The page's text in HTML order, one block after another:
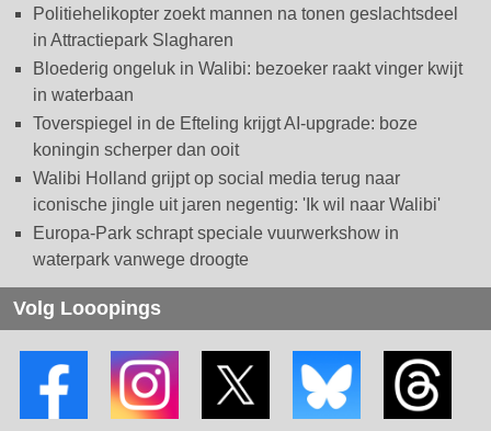
Politiehelikopter zoekt mannen na tonen geslachtsdeel
in Attractiepark Slagharen
Bloederig ongeluk in Walibi: bezoeker raakt vinger kwijt
in waterbaan
Toverspiegel in de Efteling krijgt AI-upgrade: boze
koningin scherper dan ooit
Walibi Holland grijpt op social media terug naar
iconische jingle uit jaren negentig: 'Ik wil naar Walibi'
Europa-Park schrapt speciale vuurwerkshow in
waterpark vanwege droogte
Volg Looopings